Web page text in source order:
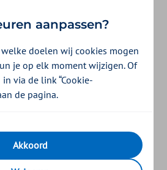
aanpassen?
doelen wij cookies mogen
je op elk moment wijzigen. Of
via de link “Cookie-
de pagina.
Akkoord